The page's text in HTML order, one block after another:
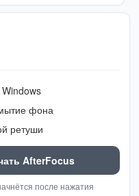
фона
ретуши
AfterFocus
после нажатия